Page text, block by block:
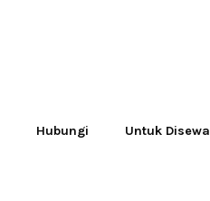
Hubungi Untuk Disewa